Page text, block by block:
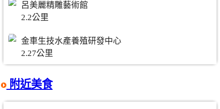
呂美麗精雕藝術館
2.2公里
金車生技水產養殖研發中心
2.27公里
附近美食